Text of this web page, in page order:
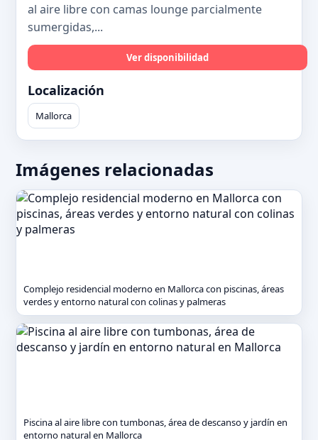
al aire libre con camas lounge parcialmente
sumergidas,...
Ver disponibilidad
Localización
Mallorca
Imágenes relacionadas
Complejo residencial moderno en Mallorca con piscinas, áreas
verdes y entorno natural con colinas y palmeras
Piscina al aire libre con tumbonas, área de descanso y jardín en
entorno natural en Mallorca